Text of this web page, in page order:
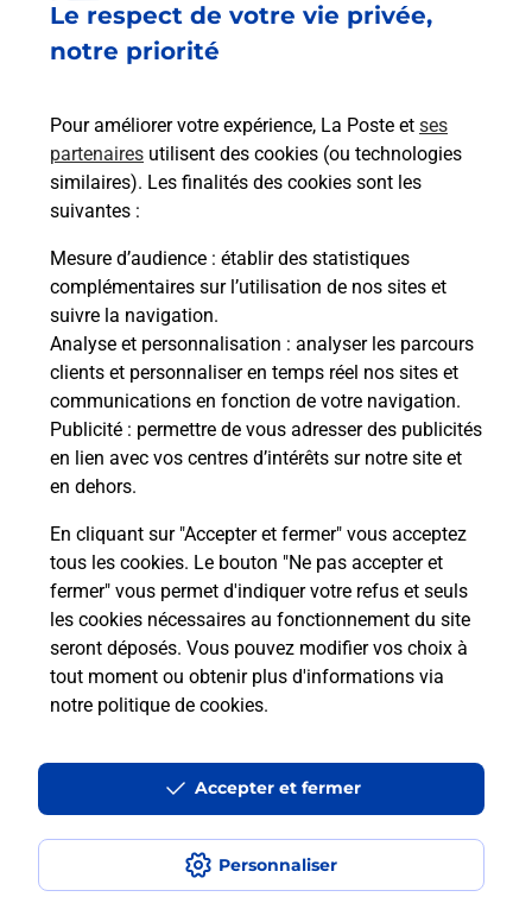
Le respect de votre vie privée,
notre priorité
Pour améliorer votre expérience, La Poste et ses
partenaires utilisent des cookies (ou technologies
similaires). Les finalités des cookies sont les
suivantes :
Mesure d’audience : établir des statistiques
complémentaires sur l’utilisation de nos sites et
suivre la navigation.
Analyse et personnalisation : analyser les parcours
clients et personnaliser en temps réel nos sites et
communications en fonction de votre navigation.
Publicité : permettre de vous adresser des publicités
en lien avec vos centres d’intérêts sur notre site et
en dehors.
En cliquant sur "Accepter et fermer" vous acceptez
tous les cookies. Le bouton "Ne pas accepter et
fermer" vous permet d'indiquer votre refus et seuls
les cookies nécessaires au fonctionnement du site
seront déposés. Vous pouvez modifier vos choix à
tout moment ou obtenir plus d'informations via
notre politique de cookies.
Personnaliser
Accepter et fermer
Est-il possible d’acheter un
emballage directement depuis un
Comment demander une
modification de livraison ?
Comment La Poste participe-t-elle
à votre sécurité au quotidien ?
Puis-je passer mon code de la route
avec La Poste et sous quelles
conditions ?
Localiser Liste Haute-Savoie AYSE
Accessibilité : partiellement conforme
Conditions contractuelles
Mentions légales